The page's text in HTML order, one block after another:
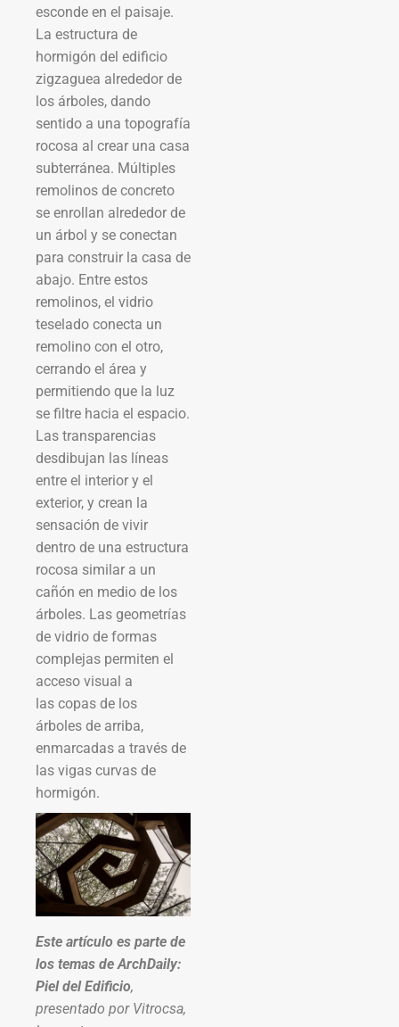
esconde en el paisaje.
La estructura de
hormigón del edificio
zigzaguea alrededor de
los árboles, dando
sentido a una topografía
rocosa al crear una casa
subterránea. Múltiples
remolinos de concreto
se enrollan alrededor de
un árbol y se conectan
para construir la casa de
abajo. Entre estos
remolinos, el vidrio
teselado conecta un
remolino con el otro,
cerrando el área y
permitiendo que la luz
se filtre hacia el espacio.
Las transparencias
desdibujan las líneas
entre el interior y el
exterior, y crean la
sensación de vivir
dentro de una estructura
rocosa similar a un
cañón en medio de los
árboles. Las geometrías
de vidrio de formas
complejas permiten el
acceso visual a
las copas de los
árboles de arriba,
enmarcadas a través de
las vigas curvas de
hormigón.
Este artículo es parte de
los temas de ArchDaily:
Piel del Edificio,
presentado por Vitrocsa,